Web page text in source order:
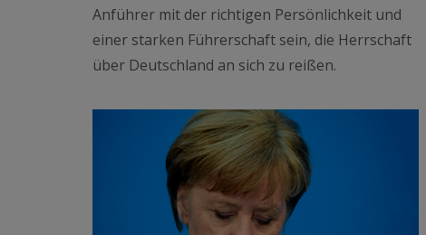
Anführer mit der richtigen Persönlichkeit und
einer starken Führerschaft sein, die Herrschaft
über Deutschland an sich zu reißen.